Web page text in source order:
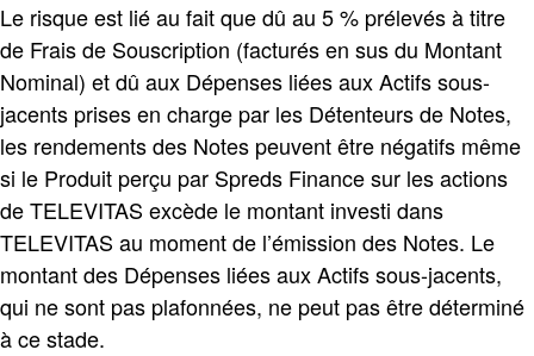
Le risque est lié au fait que dû au 5 % prélevés à titre
de Frais de Souscription (facturés en sus du Montant
Nominal) et dû aux Dépenses liées aux Actifs sous-
jacents prises en charge par les Détenteurs de Notes,
les rendements des Notes peuvent être négatifs même
si le Produit perçu par Spreds Finance sur les actions
de TELEVITAS excède le montant investi dans
TELEVITAS au moment de l’émission des Notes. Le
montant des Dépenses liées aux Actifs sous-jacents,
qui ne sont pas plafonnées, ne peut pas être déterminé
à ce stade.